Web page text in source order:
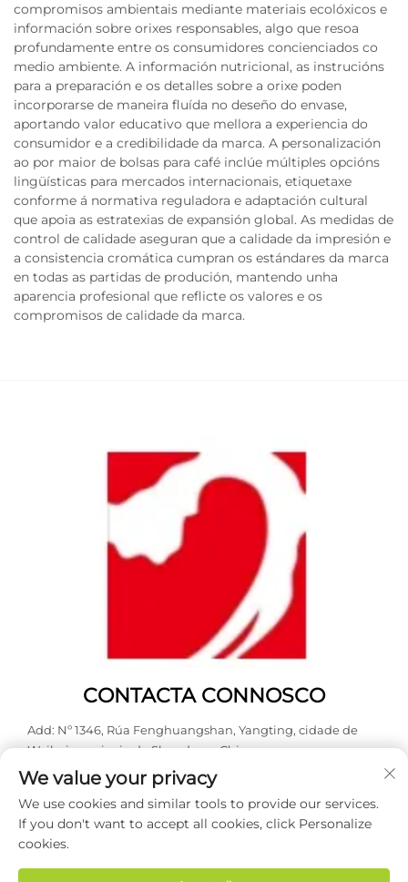
compromisos ambientais mediante materiais ecolóxicos e
información sobre orixes responsables, algo que resoa
profundamente entre os consumidores concienciados co
medio ambiente. A información nutricional, as instrucións
para a preparación e os detalles sobre a orixe poden
incorporarse de maneira fluída no deseño do envase,
aportando valor educativo que mellora a experiencia do
consumidor e a credibilidade da marca. A personalización
ao por maior de bolsas para café inclúe múltiples opcións
lingüísticas para mercados internacionais, etiquetaxe
conforme á normativa reguladora e adaptación cultural
que apoia as estratexias de expansión global. As medidas de
control de calidade aseguran que a calidade da impresión e
a consistencia cromática cumpran os estándares da marca
en todas as partidas de produción, mantendo unha
aparencia profesional que reflicte os valores e os
compromisos de calidade da marca.
CONTACTA CONNOSCO
Add: Nº 1346, Rúa Fenghuangshan, Yangting, cidade de
Weihai, provincia de Shandong, China.
Tel:0631 5900466
Correo electrónico:[email protected]
Dereitos de autor © 2026 Weihai Haodong Packing Co., Ltd.
We value your privacy
We use cookies and similar tools to provide our services.
If you don't want to accept all cookies, click Personalize
cookies.